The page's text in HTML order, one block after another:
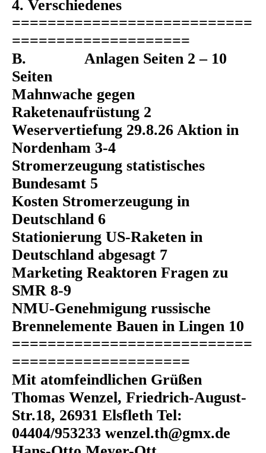
4. Verschiedenes
===========================
====================
B. Anlagen Seiten 2 – 10
Seiten
Mahnwache gegen
Raketenaufrüstung 2
Weservertiefung 29.8.26 Aktion in
Nordenham 3-4
Stromerzeugung statistisches
Bundesamt 5
Kosten Stromerzeugung in
Deutschland 6
Stationierung US-Raketen in
Deutschland abgesagt 7
Marketing Reaktoren Fragen zu
SMR 8-9
NMU-Genehmigung russische
Brennelemente Bauen in Lingen 10
===========================
====================
Mit atomfeindlichen Grüßen
Thomas Wenzel, Friedrich-August-
Str.18, 26931 Elsfleth Tel:
04404/953233 wenzel.th@gmx.de